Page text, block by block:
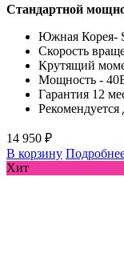
Стандартной
Южная Корея-
Скорость
Крутящий
Мощность -
Гарантия 12
14 950 ₽
В корзину
Хит